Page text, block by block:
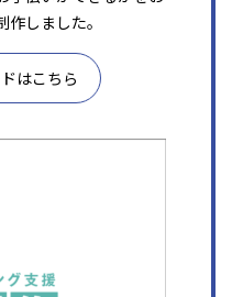
しました。
はこちら